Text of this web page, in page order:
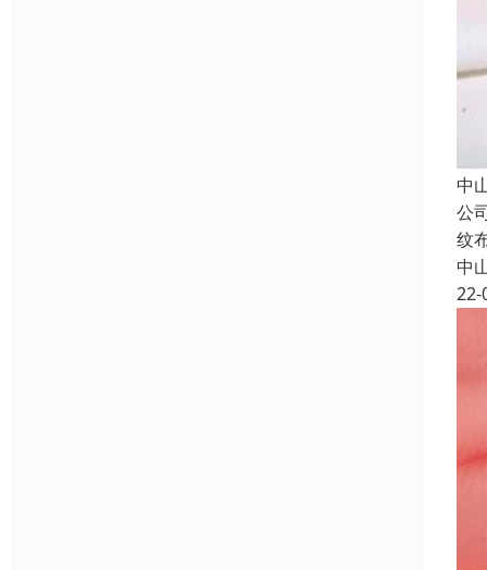
中
公
纹
中
22-